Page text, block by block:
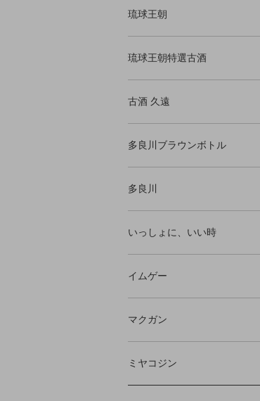
琉球王朝
琉球王朝特選古酒
古酒 久遠
多良川ブラウンボトル
多良川
いっしょに、いい時
イムゲー
マクガン
ミヤコジン